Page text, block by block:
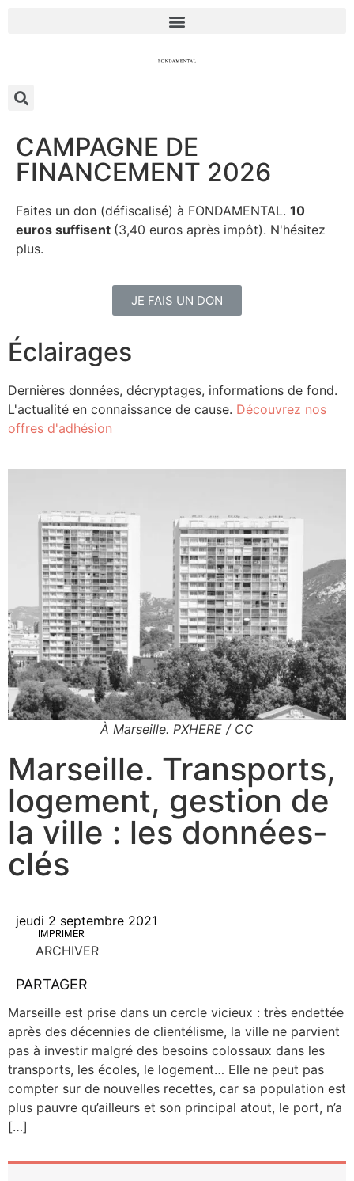
CAMPAGNE DE
FINANCEMENT 2026
Faites un don (défiscalisé) à FONDAMENTAL. 10
euros suffisent (3,40 euros après impôt). N'hésitez
plus.
JE FAIS UN DON
Éclairages
Dernières données, décryptages, informations de fond.
L'actualité en connaissance de cause. Découvrez nos
offres d'adhésion
À Marseille. PXHERE / CC
Marseille. Transports,
logement, gestion de
la ville : les données-
clés
jeudi 2 septembre 2021
IMPRIMER
ARCHIVER
PARTAGER
Mar­seille est prise dans un cercle vicieux : très endet­tée
après des décen­nies de clien­té­lisme, la ville ne par­vient
pas à inves­tir mal­gré des besoins colos­saux dans les
trans­ports, les écoles, le loge­ment… Elle ne peut pas
comp­ter sur de nou­velles recettes, car sa popu­la­tion est
plus pauvre qu’ailleurs et son prin­ci­pal atout, le port, n’a
[…]